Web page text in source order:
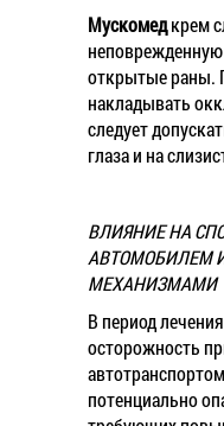
Мускомедкрем
неповрежденную
открытые раны.
накладывать
следует
глаза и на
ВЛИЯНИЕ НА
АВТОМОБИЛЕМ
МЕХАНИЗМАМИ
В период
осторожность
потенциально